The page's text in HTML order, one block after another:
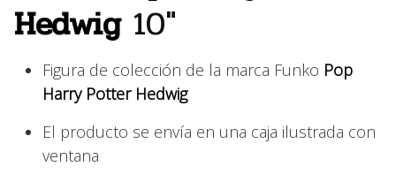
Hedwig10″
Figura de colección de la marca Funko Pop
Harry Potter Hedwig
El producto se envía en una caja ilustrada con
ventana